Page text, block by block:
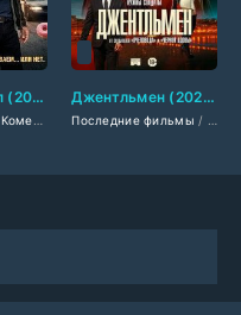
Фильмы весны 2025/Зарубежные
Зверский коп (2026)
Комедии 2026 /Криминальные
Джентльмен (2025)
Последние фильмы /